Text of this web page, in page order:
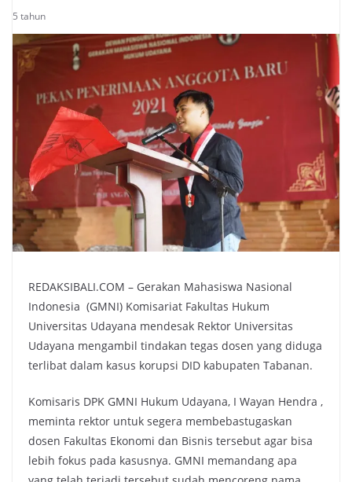
5 tahun
REDAKSIBALI.COM – Gerakan Mahasiswa Nasional
Indonesia (GMNI) Komisariat Fakultas Hukum
Universitas Udayana mendesak Rektor Universitas
Udayana mengambil tindakan tegas dosen yang diduga
terlibat dalam kasus korupsi DID kabupaten Tabanan.
Komisaris DPK GMNI Hukum Udayana, I Wayan Hendra ,
meminta rektor untuk segera membebastugaskan
dosen Fakultas Ekonomi dan Bisnis tersebut agar bisa
lebih fokus pada kasusnya. GMNI memandang apa